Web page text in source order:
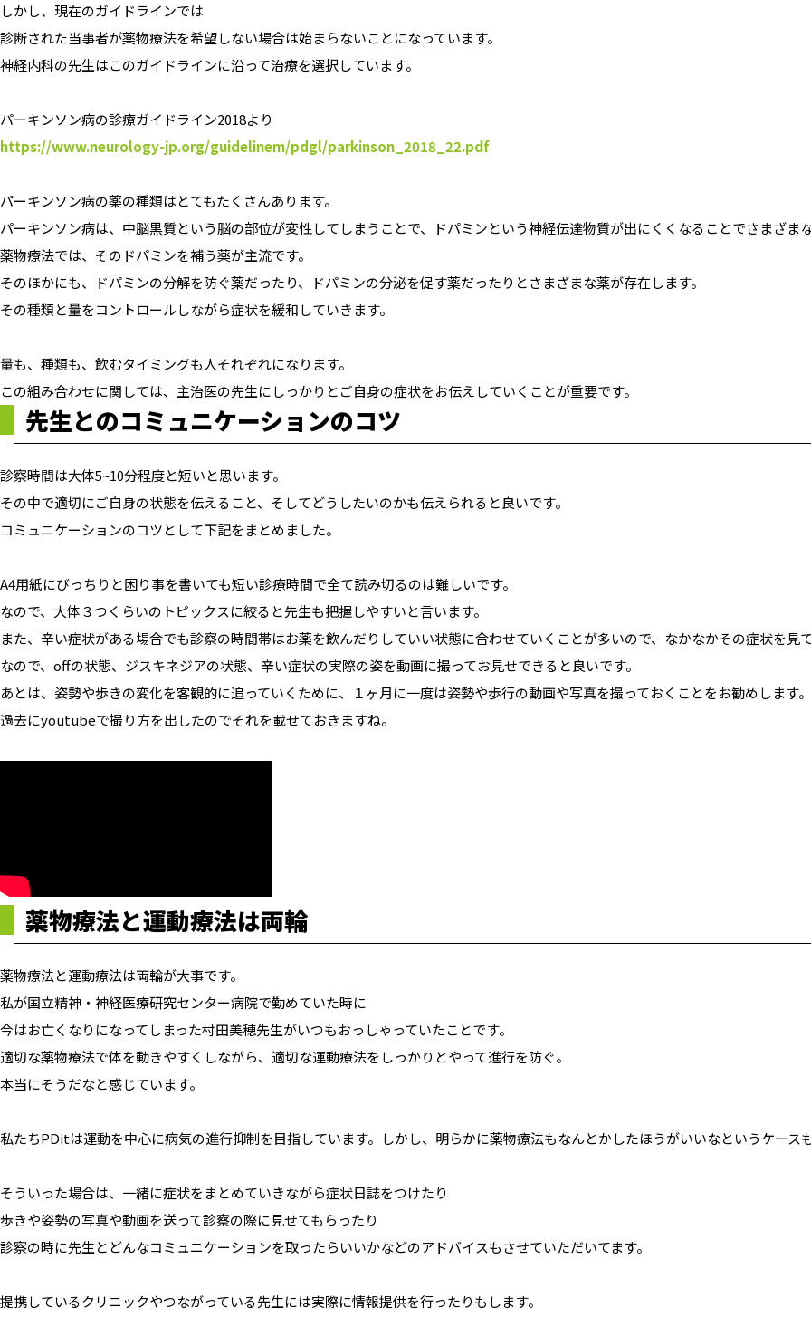
しかし、現在のガイドラインでは
診断された当事者が薬物療法を希望しない場合は始まらないことになっています。
神経内科の先生はこのガイドラインに沿って治療を選択しています。
パーキンソン病の診療ガイドライン2018より
https://www.neurology-jp.org/guidelinem/pdgl/parkinson_2018_22.pdf
パーキンソン病の薬の種類はとてもたくさんあります。
パーキンソン病は、中脳黒質という脳の部位が変性してしまうことで、ドパミンという神経伝達物質が出にくくなることでさまざま
薬物療法では、そのドパミンを補う薬が主流です。
そのほかにも、ドパミンの分解を防ぐ薬だったり、ドパミンの分泌を促す薬だったりとさまざまな薬が存在します。
その種類と量をコントロールしながら症状を緩和していきます。
量も、種類も、飲むタイミングも人それぞれになります。
この組み合わせに関しては、主治医の先生にしっかりとご自身の症状をお伝えしていくことが重要です。
先生とのコミュニケーションのコツ
診察時間は大体5~10分程度と短いと思います。
その中で適切にご自身の状態を伝えること、そしてどうしたいのかも伝えられると良いです。
コミュニケーションのコツとして下記をまとめました。
A4用紙にびっちりと困り事を書いても短い診療時間で全て読み切るのは難しいです。
なので、大体３つくらいのトピックスに絞ると先生も把握しやすいと言います。
また、辛い症状がある場合でも診察の時間帯はお薬を飲んだりしていい状態に合わせていくことが多いので、なかなかその症状を見
なので、offの状態、ジスキネジアの状態、辛い症状の実際の姿を動画に撮ってお見せできると良いです。
あとは、姿勢や歩きの変化を客観的に追っていくために、１ヶ月に一度は姿勢や歩行の動画や写真を撮っておくことをお勧めします。
過去にyoutubeで撮り方を出したのでそれを載せておきますね。
薬物療法と運動療法は両輪
薬物療法と運動療法は両輪が大事です。
私が国立精神・神経医療研究センター病院で勤めていた時に
今はお亡くなりになってしまった村田美穂先生がいつもおっしゃっていたことです。
適切な薬物療法で体を動きやすくしながら、適切な運動療法をしっかりとやって進行を防ぐ。
本当にそうだなと感じています。
私たちPDitは運動を中心に病気の進行抑制を目指しています。しかし、明らかに薬物療法もなんとかしたほうがいいなというケース
そういった場合は、一緒に症状をまとめていきながら症状日誌をつけたり
歩きや姿勢の写真や動画を送って診察の際に見せてもらったり
診察の時に先生とどんなコミュニケーションを取ったらいいかなどのアドバイスもさせていただいてます。
提携しているクリニックやつながっている先生には実際に情報提供を行ったりもします。